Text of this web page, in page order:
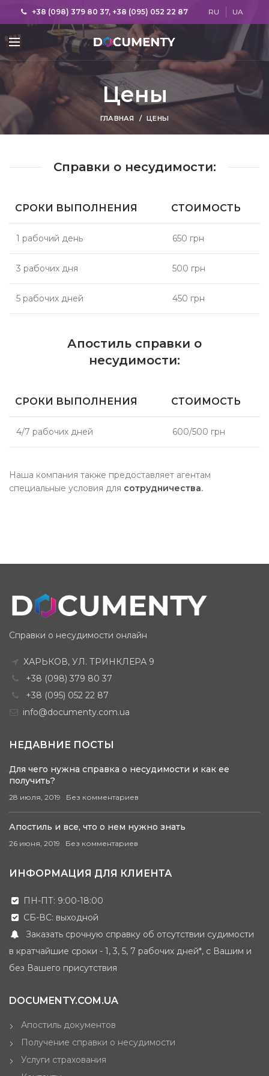
+38 (098) 379 80 37, +38 (095) 052 22 87 RU UA
Цены
ГЛАВНАЯ ЦЕНЫ
Справки о несудимости:
СРОКИ ВЫПОЛНЕНИЯ СТОИМОСТЬ
1 рабочий день 650 грн
3 рабочих дня 500 грн
5 рабочих дней 450 грн
Апостиль справки о
несудимости:
СРОКИ ВЫПОЛНЕНИЯ СТОИМОСТЬ
4/7 рабочих дней 600/500 грн
Наша компания также предоставляет агентам
специальные условия для сотрудничества.
Справки о несудимости онлайн
ХАРЬКОВ, УЛ. ТРИНКЛЕРА 9
+38 (098) 379 80 37
+38 (095) 052 22 87
info@documenty.com.ua
НЕДАВНИЕ ПОСТЫ
Для чего нужна справка о несудимости и как ее
получить?
28 июля, 2019 Без комментариев
Апостиль и все, что о нем нужно знать
26 июня, 2019 Без комментариев
ИНФОРМАЦИЯ ДЛЯ КЛИЕНТА
ПН-ПТ: 9:00-18:00
СБ-ВС: выходной
Заказать срочную справку об отсутствии судимости
в кратчайшие сроки - 1, 3, 5, 7 рабочих дней*, с Вашим и
без Вашего присутствия
DOCUMENTY.COM.UA
Апостиль документов
Получение справки о несудимости
Услуги страхования